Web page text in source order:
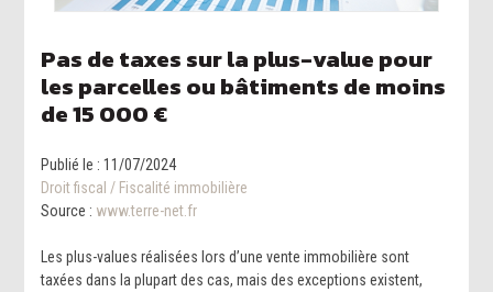
Pas de taxes sur la plus-value pour
les parcelles ou bâtiments de moins
de 15 000 €
Publié le :11/07/2024
Droit fiscal / Fiscalité immobilière
Source : www.terre-net.fr
Les plus-values réalisées lors d’une vente immobilière sont
taxées dans la plupart des cas, mais des exceptions existent,